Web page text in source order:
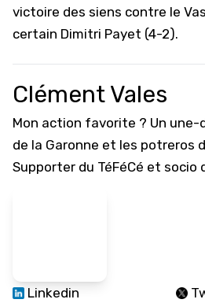
victoire des siens contre le
certain Dimitri Payet (4-2).
Clément Vales
Mon action favorite ? Un une-
de la Garonne et les potreros
Supporter du TéFéCé et socio
Linkedin